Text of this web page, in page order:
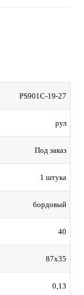
PS901C-19-27
рул
Под заказ
1 штука
бордовый
40
87х35
0,13